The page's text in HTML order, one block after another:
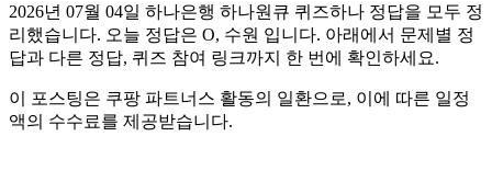
2026년 07월 04일 하나은행 하나원큐 퀴즈하나 정답을 모두 정
리했습니다. 오늘 정답은 O, 수원 입니다. 아래에서 문제별 정
답과 다른 정답, 퀴즈 참여 링크까지 한 번에 확인하세요.
이 포스팅은 쿠팡 파트너스 활동의 일환으로, 이에 따른 일정
액의 수수료를 제공받습니다.